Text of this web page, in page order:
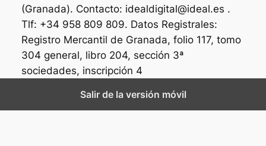
(Granada). Contacto: idealdigital@ideal.es .
Tlf: +34 958 809 809. Datos Registrales:
Registro Mercantil de Granada, folio 117, tomo
304 general, libro 204, sección 3ª
sociedades, inscripción 4
Salir de la versión móvil